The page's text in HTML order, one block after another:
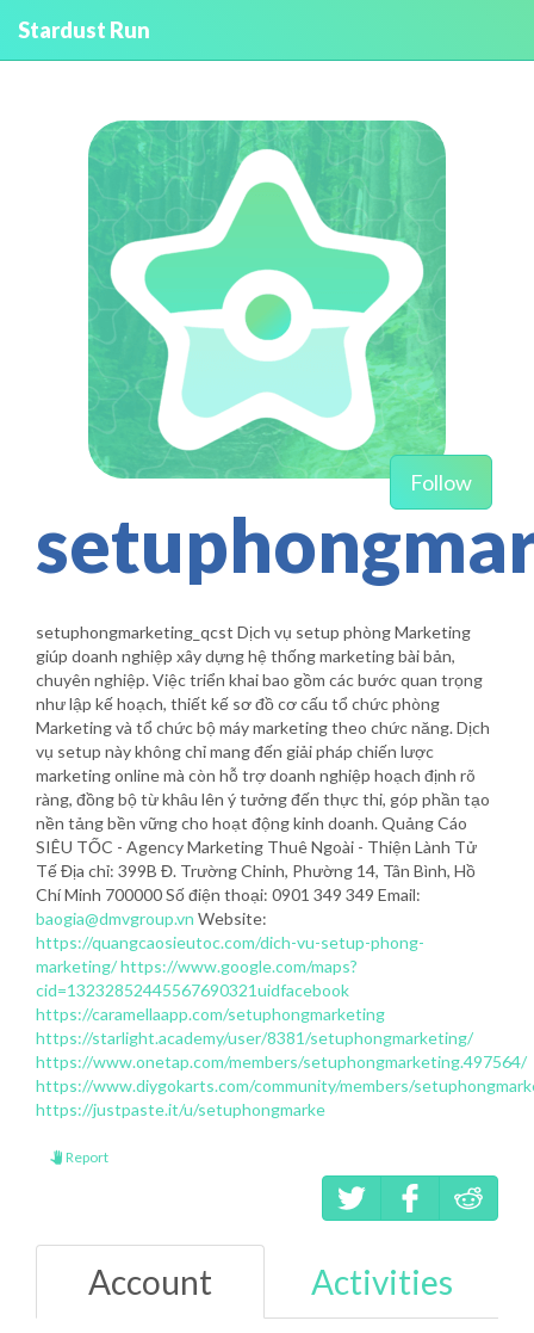
Stardust Run
Follow
setuphongmarketing_qcst Dịch vụ setup phòng Marketing
giúp doanh nghiệp xây dựng hệ thống marketing bài bản,
chuyên nghiệp. Việc triển khai bao gồm các bước quan trọng
như lập kế hoạch, thiết kế sơ đồ cơ cấu tổ chức phòng
Marketing và tổ chức bộ máy marketing theo chức năng. Dịch
vụ setup này không chỉ mang đến giải pháp chiến lược
marketing online mà còn hỗ trợ doanh nghiệp hoạch định rõ
ràng, đồng bộ từ khâu lên ý tưởng đến thực thi, góp phần tạo
nền tảng bền vững cho hoạt động kinh doanh. Quảng Cáo
SIÊU TỐC - Agency Marketing Thuê Ngoài - Thiện Lành Tử
Tế Địa chỉ: 399B Đ. Trường Chinh, Phường 14, Tân Bình, Hồ
Chí Minh 700000 Số điện thoại: 0901 349 349 Email:
baogia@dmvgroup.vn Website:
https://quangcaosieutoc.com/dich-vu-setup-phong-
marketing/https://www.google.com/maps?
cid=13232852445567690321uidfacebook
https://caramellaapp.com/setuphongmarketing
https://starlight.academy/user/8381/setuphongmarketing/
https://www.onetap.com/members/setuphongmarketing.497564/
https://www.diygokarts.com/community/members/
https://justpaste.it/u/setuphongmarke
Report
Account Activities